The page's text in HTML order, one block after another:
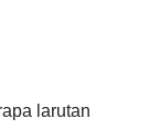
larutan